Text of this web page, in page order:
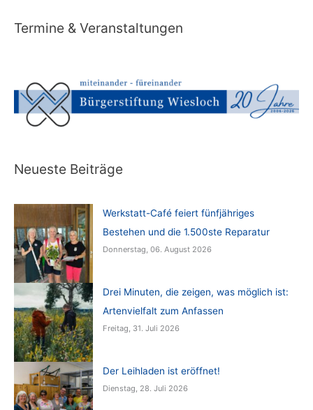
Termine & Veranstaltungen
Neueste Beiträge
Werkstatt-Café feiert fünfjähriges
Bestehen und die 1.500ste Reparatur
Donnerstag, 06. August 2026
Drei Minuten, die zeigen, was möglich ist:
Artenvielfalt zum Anfassen
Freitag, 31. Juli 2026
Der Leihladen ist eröffnet!
Dienstag, 28. Juli 2026